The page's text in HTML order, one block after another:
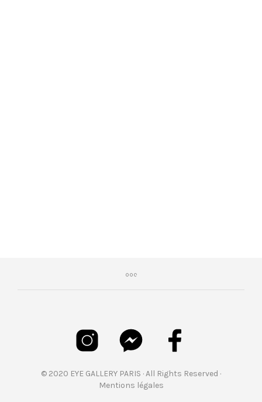
© 2020 EYE GALLERY PARIS · All Rights Reserved ·
Mentions légales